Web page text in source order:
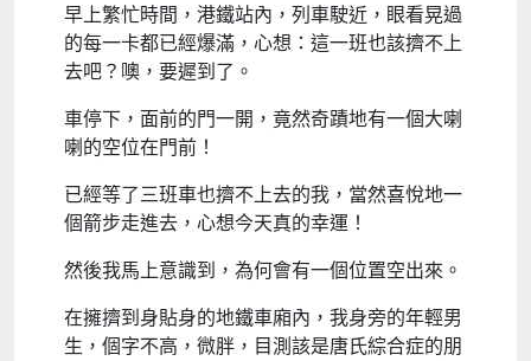
早上繁忙時間，港鐵站內，列車駛近，眼看晃過
的每一卡都已經爆滿，心想：這一班也該擠不上
去吧？噢，要遲到了。
車停下，面前的門一開，竟然奇蹟地有一個大喇
喇的空位在門前！
已經等了三班車也擠不上去的我，當然喜悅地一
個箭步走進去，心想今天真的幸運！
然後我馬上意識到，為何會有一個位置空出來。
在擁擠到身貼身的地鐵車廂內，我身旁的年輕男
生，個字不高，微胖，目測該是唐氏綜合症的朋